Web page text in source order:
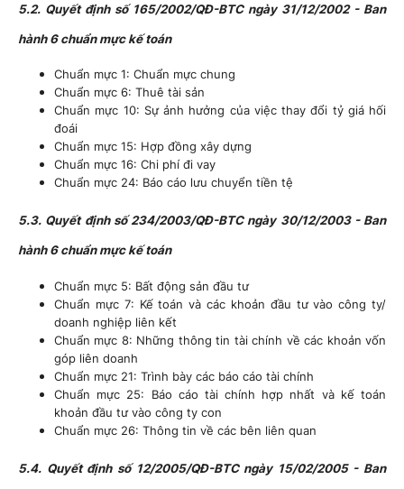
5.2. Quyết định số 165/2002/QĐ-BTC ngày 31/12/2002 - Ban
hành 6 chuẩn mực kế toán
Chuẩn mực 1: Chuẩn mực chung
Chuẩn mực 6: Thuê tài sản
Chuẩn mực 10: Sự ảnh hưởng của việc thay đổi tỷ giá hối
đoái
Chuẩn mực 15: Hợp đồng xây dựng
Chuẩn mực 16: Chi phí đi vay
Chuẩn mực 24: Báo cáo lưu chuyển tiền tệ
5.3. Quyết định số 234/2003/QĐ-BTC ngày 30/12/2003 - Ban
hành 6 chuẩn mực kế toán
Chuẩn mực 5: Bất động sản đầu tư
Chuẩn mực 7: Kế toán và các khoản đầu tư vào công ty/
doanh nghiệp liên kết
Chuẩn mực 8: Những thông tin tài chính về các khoản vốn
góp liên doanh
Chuẩn mực 21: Trình bày các báo cáo tài chính
Chuẩn mực 25: Báo cáo tài chính hợp nhất và kế toán
khoản đầu tư vào công ty con
Chuẩn mực 26: Thông tin về các bên liên quan
5.4. Quyết định số 12/2005/QĐ-BTC ngày 15/02/2005 - Ban